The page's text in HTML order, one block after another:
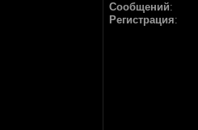
Сообщений:
Регистрация: